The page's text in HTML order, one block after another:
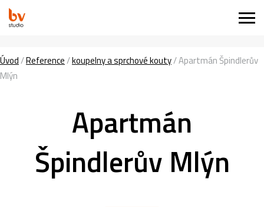
Úvod/Reference/koupelny a sprchové kouty/Apartmán Špindlerův
Mlýn
Apartmán
Špindlerův Mlýn